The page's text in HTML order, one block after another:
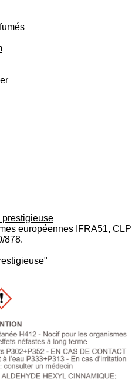
prestigieuse
européennes IFRA51, CLP
878.